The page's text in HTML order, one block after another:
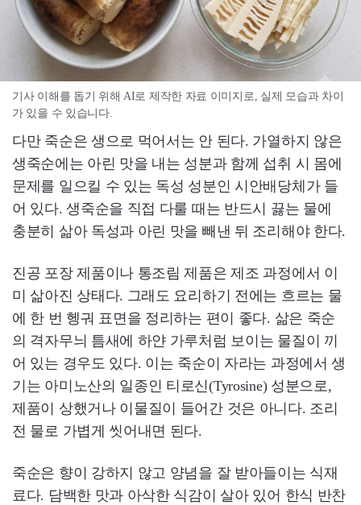
기사 이해를 돕기 위해 AI로 제작한 자료 이미지로, 실제 모습과 차이
가 있을 수 있습니다.
다만 죽순은 생으로 먹어서는 안 된다. 가열하지 않은
생죽순에는 아린 맛을 내는 성분과 함께 섭취 시 몸에
문제를 일으킬 수 있는 독성 성분인 시안배당체가 들
어 있다. 생죽순을 직접 다룰 때는 반드시 끓는 물에
충분히 삶아 독성과 아린 맛을 빼낸 뒤 조리해야 한다.
진공 포장 제품이나 통조림 제품은 제조 과정에서 이
미 삶아진 상태다. 그래도 요리하기 전에는 흐르는 물
에 한 번 헹궈 표면을 정리하는 편이 좋다. 삶은 죽순
의 격자무늬 틈새에 하얀 가루처럼 보이는 물질이 끼
어 있는 경우도 있다. 이는 죽순이 자라는 과정에서 생
기는 아미노산의 일종인 티로신(Tyrosine) 성분으로,
제품이 상했거나 이물질이 들어간 것은 아니다. 조리
전 물로 가볍게 씻어내면 된다.
죽순은 향이 강하지 않고 양념을 잘 받아들이는 식재
료다. 담백한 맛과 아삭한 식감이 살아 있어 한식 반찬